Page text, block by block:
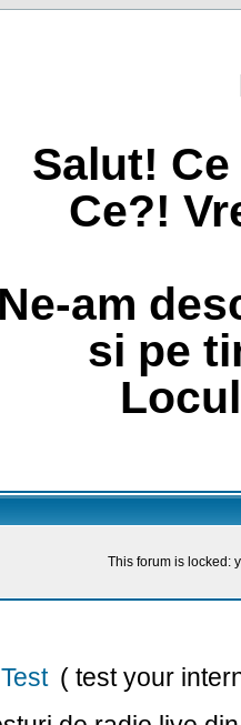
Salut!
Ce?!
Ne-am
si pe
This forum is locked:
( test your